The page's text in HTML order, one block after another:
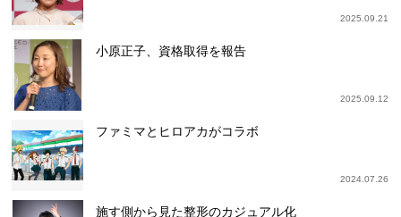
2025.09.21
小原正子、資格取得を報告
2025.09.12
ファミマとヒロアカがコラボ
2024.07.26
施す側から見た整形のカジュアル化